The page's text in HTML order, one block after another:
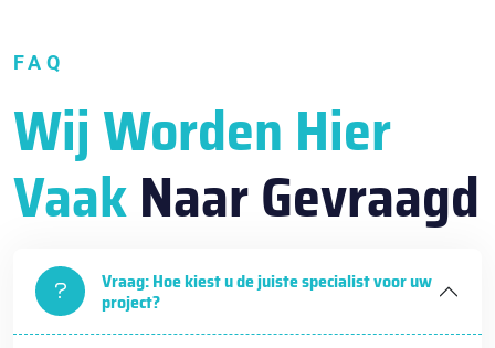
FAQ
Wij Worden Hier
VaakNaar Gevraagd
Vraag: Hoe kiest u de juiste specialist voor uw
project?